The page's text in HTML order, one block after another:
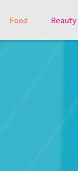
Food Beauty